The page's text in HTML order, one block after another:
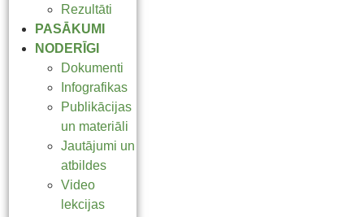
Rezultāti
PASĀKUMI
NODERĪGI
Dokumenti
Infografikas
Publikācijas
un materiāli
Jautājumi un
atbildes
Video
lekcijas